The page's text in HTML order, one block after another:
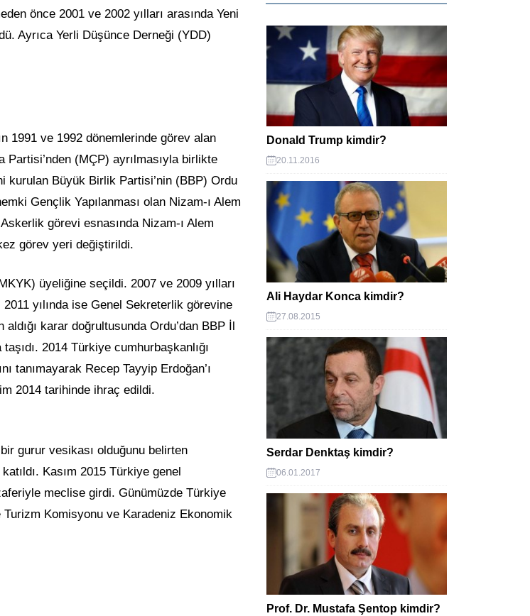
önce 2001 ve 2002 yılları arasında Yeni
Ayrıca Yerli Düşünce Derneği (YDD)
1991 ve 1992 dönemlerinde görev alan
Partisi’nden (MÇP) ayrılmasıyla birlikte
kurulan Büyük Birlik Partisi’nin (BBP) Ordu
Gençlik Yapılanması olan Nizam-ı Alem
görevi esnasında Nizam-ı Alem
görev yeri değiştirildi.
üyeliğine seçildi. 2007 ve 2009 yılları
yılında ise Genel Sekreterlik görevine
karar doğrultusunda Ordu’dan BBP İl
2014 Türkiye cumhurbaşkanlığı
tanımayarak Recep Tayyip Erdoğan’ı
2014 tarihinde ihraç edildi.
gurur vesikası olduğunu belirten
Kasım 2015 Türkiye genel
meclise girdi. Günümüzde Türkiye
Turizm Komisyonu ve Karadeniz Ekonomik
Donald Trump kimdir?
20.11.2016
Ali Haydar Konca kimdir?
27.08.2015
Serdar Denktaş kimdir?
06.01.2017
Prof. Dr. Mustafa Şentop kimdir?